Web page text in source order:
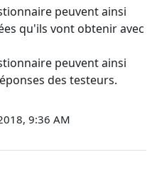
peuvent ainsi
qu'ils vont obtenir avec
peuvent ainsi
des testeurs.
9:36 AM